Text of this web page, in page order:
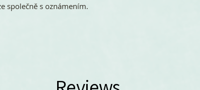
společně s oznámením.